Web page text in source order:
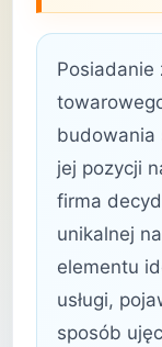
Posiadanie
budowania
jej pozycji
firma
unikalnej
elementu
usługi,
sposób